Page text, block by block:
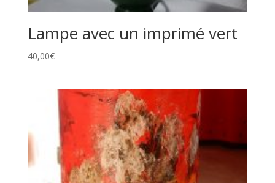
Lampe avec un imprimé vert
40,00€